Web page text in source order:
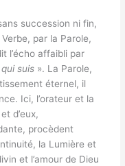
succession ni fin,
par la Parole,
l’écho affaibli par
suis ». La Parole,
éternel, il
Ici, l’orateur et la
d’eux,
procèdent
la Lumière et
et l’amour de Dieu